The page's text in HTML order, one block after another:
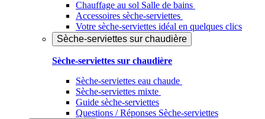
Chauffage au sol Salle de bains
Accessoires sèche-serviettes
Votre sèche-serviettes idéal en quelques clics
Sèche-serviettes sur chaudière
Sèche-serviettes sur chaudière
Sèche-serviettes eau chaude
Sèche-serviettes mixte
Guide sèche-serviettes
Questions / Réponses Sèche-serviettes